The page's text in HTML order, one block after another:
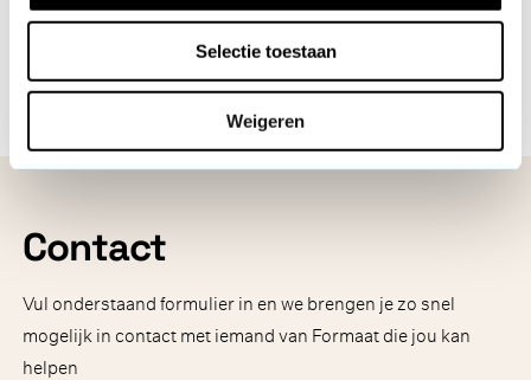
Selectie toestaan
Weigeren
Wat doet de API van Formaat?
Contact
Vul onderstaand formulier in en we brengen je zo snel
mogelijk in contact met iemand van Formaat die jou kan
helpen